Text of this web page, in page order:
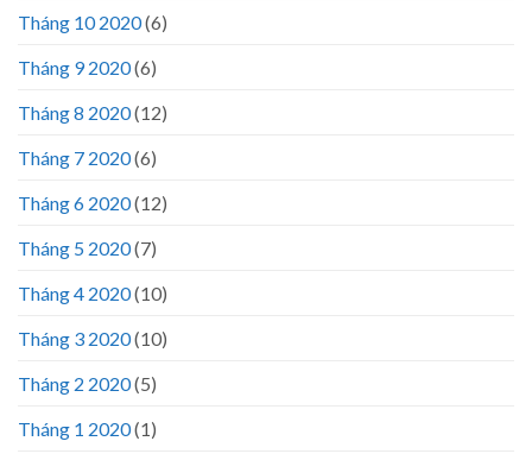
Tháng 10 2020(6)
Tháng 9 2020(6)
Tháng 8 2020(12)
Tháng 7 2020(6)
Tháng 6 2020(12)
Tháng 5 2020(7)
Tháng 4 2020(10)
Tháng 3 2020(10)
Tháng 2 2020(5)
Tháng 1 2020(1)